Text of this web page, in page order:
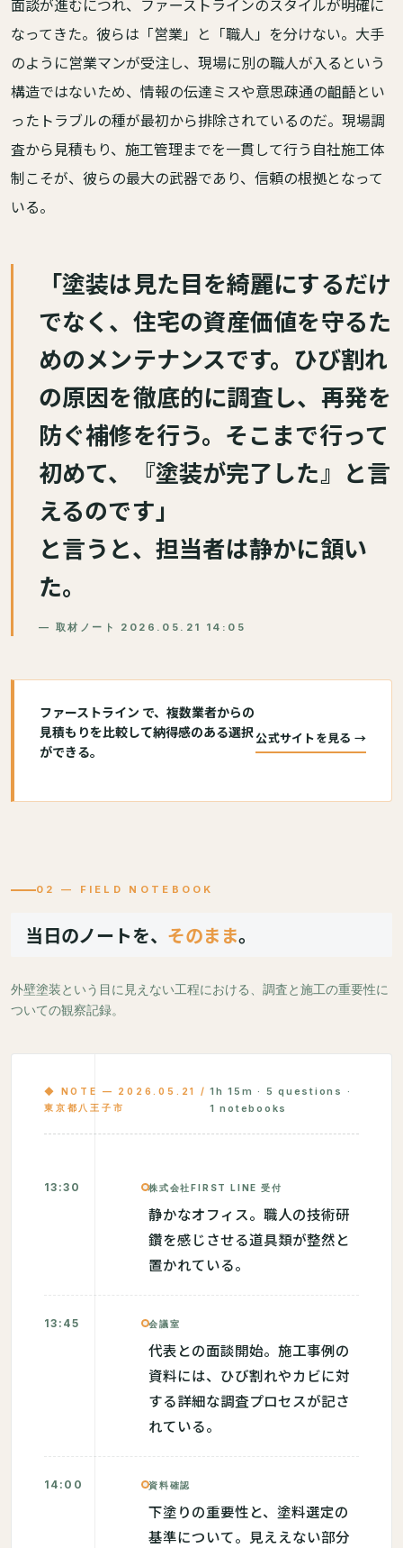
面談が進むにつれ、ファーストラインのスタイルが明確に
なってきた。彼らは「営業」と「職人」を分けない。大手
のように営業マンが受注し、現場に別の職人が入るという
構造ではないため、情報の伝達ミスや意思疎通の齟齬とい
ったトラブルの種が最初から排除されているのだ。現場調
査から見積もり、施工管理までを一貫して行う自社施工体
制こそが、彼らの最大の武器であり、信頼の根拠となって
いる。
「塗装は見た目を綺麗にするだけ
でなく、住宅の資産価値を守るた
めのメンテナンスです。ひび割れ
の原因を徹底的に調査し、再発を
防ぐ補修を行う。そこまで行って
初めて、『塗装が完了した』と言
えるのです」
と言うと、担当者は静かに頷い
た。
— 取材ノート 2026.05.21 14:05
ファーストライン で、複数業者からの
見積もりを比較して納得感のある選択
ができる。
公式サイトを見る →
02 — FIELD NOTEBOOK
当日のノートを、 そのまま。
外壁塗装という目に見えない工程における、調査と施工の重要性に
ついての観察記録。
◆ NOTE — 2026.05.21 /
東京都八王子市
1h 15m · 5 questions ·
1 notebooks
13:30 株式会社FIRST LINE 受付
静かなオフィス。職人の技術研
鑽を感じさせる道具類が整然と
置かれている。
13:45 会議室
代表との面談開始。施工事例の
資料には、ひび割れやカビに対
する詳細な調査プロセスが記さ
れている。
14:00 資料確認
下塗りの重要性と、塗料選定の
基準について。見ええない部分